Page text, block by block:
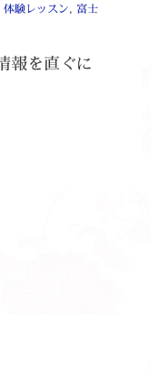
体験レッスン, 富士
報を直ぐに